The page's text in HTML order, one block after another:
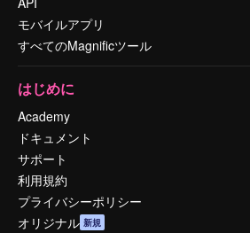
モバイルアプリ
すべてのMagnificツール
はじめに
Academy
ドキュメント
サポート
利用規約
プライバシーポリシー
オリジナル 新規